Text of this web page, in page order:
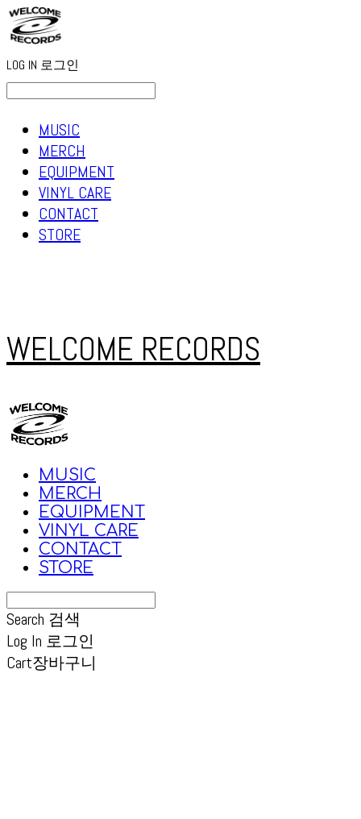
LOG IN 로그인
MUSIC
MERCH
EQUIPMENT
VINYL CARE
CONTACT
STORE
WELCOME RECORDS
MUSIC
MERCH
EQUIPMENT
VINYL CARE
CONTACT
STORE
Search 검색
Log In 로그인
Cart장바구니